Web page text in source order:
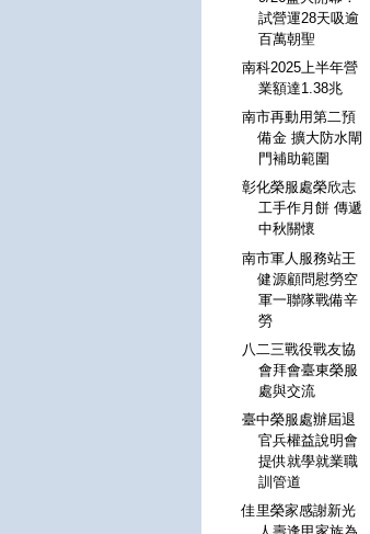
試營運28天吸逾
百萬朝聖
南科2025上半年營
業額達1.38兆
南市再動用第二預
備金 擴大防水閘
門補助範圍
彰化榮服處榮欣志
工手作月餅 傳遞
中秋關懷
南市軍人服務站王
健源顧問慰勞空
軍一聯隊戰備辛
勞
八二三戰役戰友協
會拜會臺東榮服
處與交流
臺中榮服處辦屆退
官兵權益說明會
提供就學就業職
訓管道
佳里榮家感謝新光